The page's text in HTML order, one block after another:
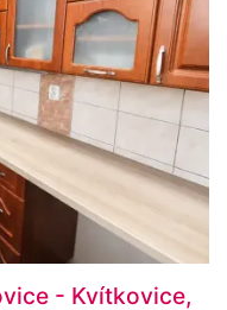
- Kvítkovice,